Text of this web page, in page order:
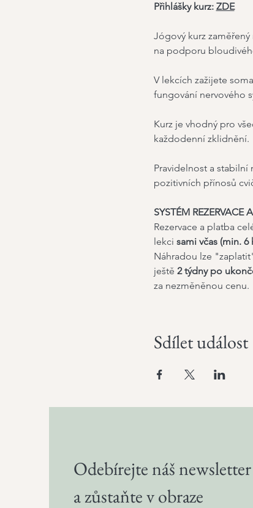
Přihlášky kurz: ZDE
Jógový kurz
na podporu
V lekcích zažijete
fungování nervového
Kurz je vhodný pro
každodenní zklidnění.
​Pravidelnost a
pozitivních přínosů
SYSTÉM REZERVACE
Rezervace a platba
lekci sami včas (min.
Náhradou lze
ještě 2 týdny po
za nezměněnou cenu.
Sdílet událost
Odebírejte náš newsletter
a zůstaňte v obraze